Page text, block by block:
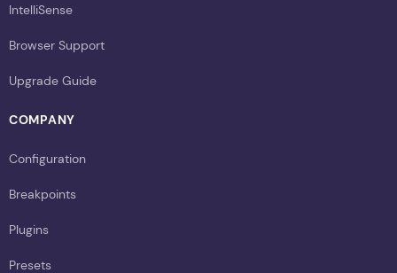
IntelliSense
Browser Support
Upgrade Guide
COMPANY
Configuration
Breakpoints
Plugins
Presets